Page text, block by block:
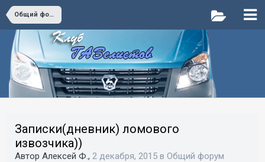
Общий форум
Записки(дневник) ломового
извозчика))
Автор Алексей Ф., 2 декабря, 2015 в Общий форум